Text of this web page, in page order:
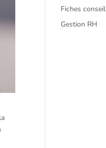
Fiches conseil
Gestion RH